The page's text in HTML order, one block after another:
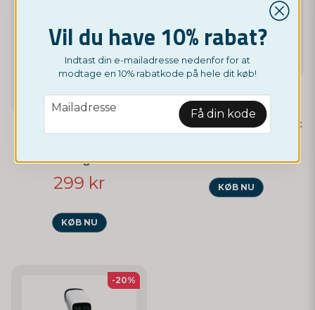
Iltmætningsmåler
299 kr
KØB NU
NORDICTEST
Blod i afføring – FOB test
KØB NU
-20%
Vil du have 10% rabat?
Indtast din e-mailadresse nedenfor for at
modtage en 10% rabatkode på hele dit køb!
email
Mailadresse Få din kode